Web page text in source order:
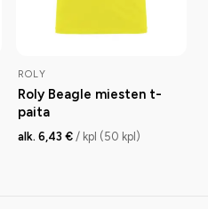
ROLY
Roly Beagle miesten t-
paita
alk. 6,43 € / kpl (50 kpl)